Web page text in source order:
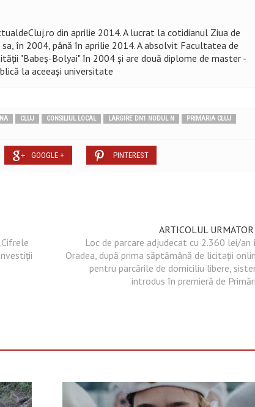
din aprilie 2014. A lucrat la cotidianul Ziua de
în 2004, până în aprilie 2014. A absolvit Facultatea de
"Babeș-Bolyai" în 2004 şi are două diplome de master -
la aceeaşi universitate
CLUJ CONSILIUL LOCAL LARGIRE DN1 NODUL N
PRIMARIA CLUJ
GOOGLE + PINTEREST
ARTICOLUL
Loc de parcare adjudecat cu 2.360 lei/an
Oradea, după prima săptămână de licitații
pentru parcările de domiciliu libere,
introdus în premieră de